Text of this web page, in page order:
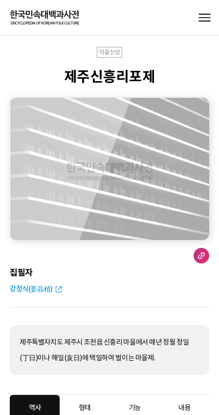
마을신앙
제주신흥리포제
집필자
강정식(姜晶植)
제주특별자치도 제주시 조천읍 신흥리 마을에서 매년 정월 정일
(丁日)이나 해일(亥日)에 택일하여 벌이는 마을제.
역사 형태 기능 내용